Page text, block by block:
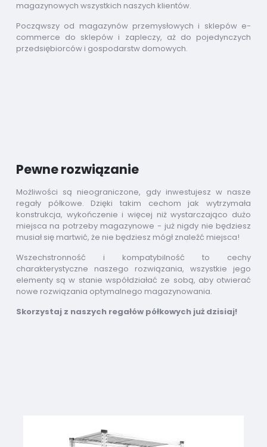
magazynowych wszystkich naszych klientów.
Począwszy od magazynów przemysłowych i sklepów e-
commerce do sklepów i zapleczy, aż do pojedynczych
przedsiębiorców i gospodarstw domowych.
Pewne rozwiązanie
Możliwości są nieograniczone, gdy inwestujesz w nasze
regały półkowe. Dzięki takim cechom jak wytrzymała
konstrukcja, wykończenie i więcej niż wystarczająco dużo
miejsca na potrzeby magazynowe - już nigdy nie będziesz
musiał się martwić, że nie będziesz mógł znaleźć miejsca!
Wszechstronność i kompatybilność to cechy
charakterystyczne naszego rozwiązania, wszystkie jego
elementy są w stanie współdziałać ze sobą, aby otwierać
nowe rozwiązania optymalnego magazynowania.
Skorzystaj z naszych regałów półkowych już dzisiaj!